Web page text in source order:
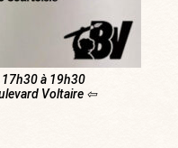
à 19h30
Voltaire ⇦